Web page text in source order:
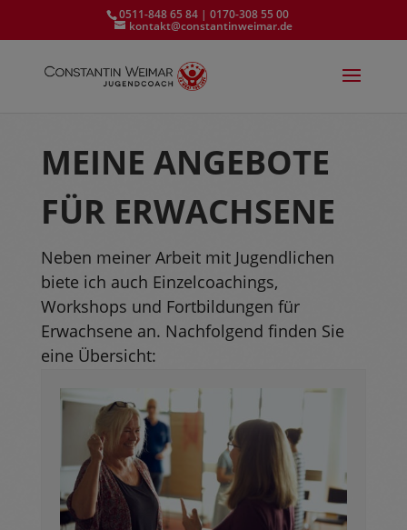
0511-848 65 84 | 0170-308 55 00
kontakt@constantinweimar.de
MEINE ANGEBOTE
FÜR ERWACHSENE
Neben meiner Arbeit mit Jugendlichen
biete ich auch Einzelcoachings,
Workshops und Fortbildungen für
Erwachsene an. Nachfolgend finden Sie
eine Übersicht: